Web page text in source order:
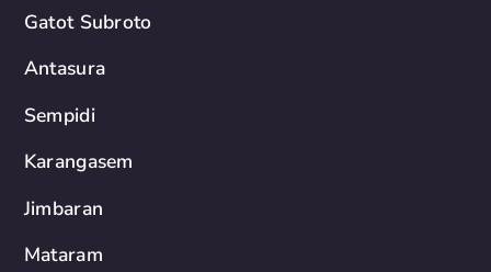
Gatot Subroto
Antasura
Sempidi
Karangasem
Jimbaran
Mataram